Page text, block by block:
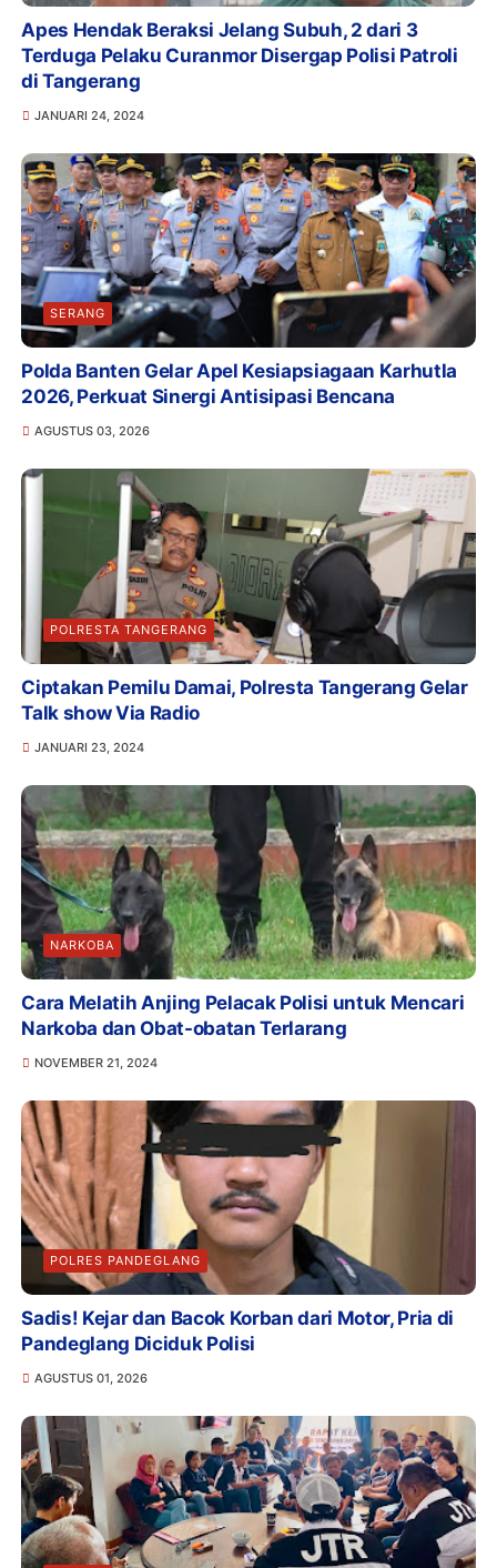
Apes Hendak Beraksi Jelang Subuh, 2 dari 3
Terduga Pelaku Curanmor Disergap Polisi Patroli
di Tangerang
JANUARI 24, 2024
SERANG
Polda Banten Gelar Apel Kesiapsiagaan Karhutla
2026, Perkuat Sinergi Antisipasi Bencana
AGUSTUS 03, 2026
POLRESTA TANGERANG
Ciptakan Pemilu Damai, Polresta Tangerang Gelar
Talk show Via Radio
JANUARI 23, 2024
NARKOBA
Cara Melatih Anjing Pelacak Polisi untuk Mencari
Narkoba dan Obat-obatan Terlarang
NOVEMBER 21, 2024
POLRES PANDEGLANG
Sadis! Kejar dan Bacok Korban dari Motor, Pria di
Pandeglang Diciduk Polisi
AGUSTUS 01, 2026